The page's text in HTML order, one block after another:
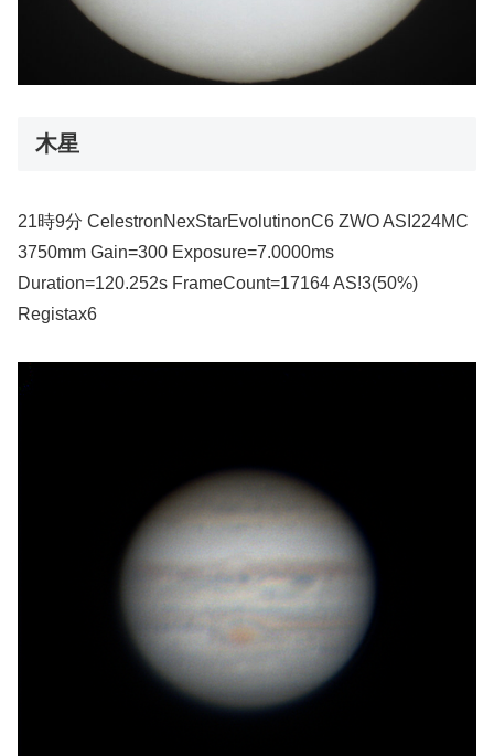
木星
21時9分 CelestronNexStarEvolutinonC6 ZWO ASI224MC
3750mm Gain=300 Exposure=7.0000ms
Duration=120.252s FrameCount=17164 AS!3(50%)
Registax6